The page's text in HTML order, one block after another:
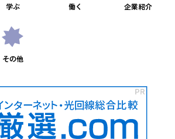
学ぶ 働く 企業紹介
その他